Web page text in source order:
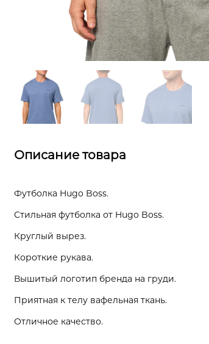
Описание товара
Футболка Hugo Boss.
Стильная футболка от Hugo Boss.
Круглый вырез.
Короткие рукава.
Вышитый логотип бренда на груди.
Приятная к телу вафельная ткань.
Отличное качество.